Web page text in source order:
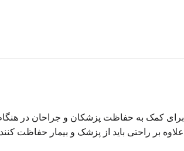
برای کمک به حفاظت پزشکان و جراحان در
علاوه بر راحتی باید از پزشک و بیمار حفاظت